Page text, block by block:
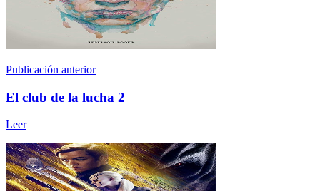
Publicación anterior
El club de la lucha 2
Leer